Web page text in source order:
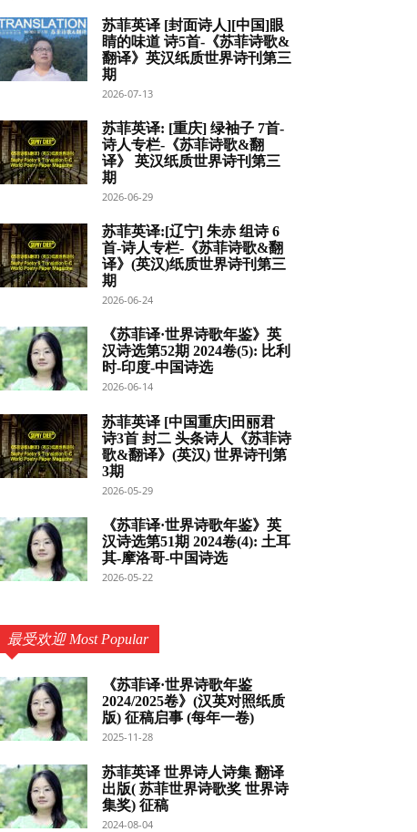
苏菲英译 [封面诗人][中国]眼
睛的味道 诗5首-《苏菲诗歌&
翻译》英汉纸质世界诗刊第三
期
2026-07-13
苏菲英译: [重庆] 绿袖子 7首-
诗人专栏-《苏菲诗歌&翻
译》 英汉纸质世界诗刊第三
期
2026-06-29
苏菲英译:[辽宁] 朱赤 组诗 6
首-诗人专栏-《苏菲诗歌&翻
译》(英汉)纸质世界诗刊第三
期
2026-06-24
《苏菲译·世界诗歌年鉴》英
汉诗选第52期 2024卷(5): 比利
时-印度-中国诗选
2026-06-14
苏菲英译 [中国重庆]田丽君
诗3首 封二 头条诗人《苏菲诗
歌&翻译》(英汉) 世界诗刊第
3期
2026-05-29
《苏菲译·世界诗歌年鉴》英
汉诗选第51期 2024卷(4): 土耳
其-摩洛哥-中国诗选
2026-05-22
最受欢迎 Most Popular
《苏菲译·世界诗歌年鉴
2024/2025卷》(汉英对照纸质
版) 征稿启事 (每年一卷)
2025-11-28
苏菲英译 世界诗人诗集 翻译
出版( 苏菲世界诗歌奖 世界诗
集奖) 征稿
2024-08-04